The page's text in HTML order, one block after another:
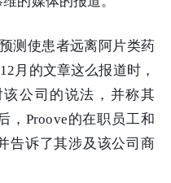
测使患者远离阿片类药
月的文章这么报道时，
公司的说法，并称其
，Proove的在职员工和
告诉了其涉及该公司商